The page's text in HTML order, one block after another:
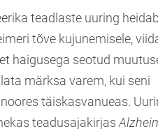
teadlaste uuring
tõve kujunemisele,
haigusega seotud
märksa varem, kui seni
täiskasvanueas.
teadusajakirjas